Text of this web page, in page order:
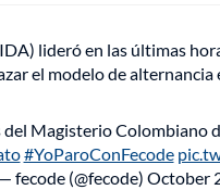
lideró en las últimas
el modelo de alternancia
Magisterio Colombiano
#YoParoConFecode
— fecode (@fecode) October